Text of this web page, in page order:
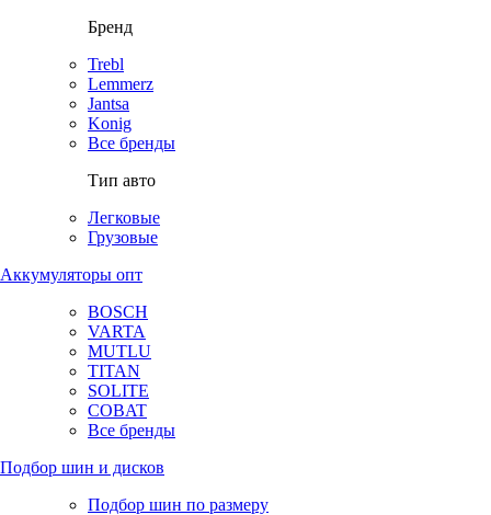
Бренд
Trebl
Lemmerz
Jantsa
Konig
Все бренды
Тип авто
Легковые
Грузовые
Аккумуляторы опт
BOSCH
VARTA
MUTLU
TITAN
SOLITE
COBAT
Все бренды
Подбор шин и дисков
Подбор шин по размеру